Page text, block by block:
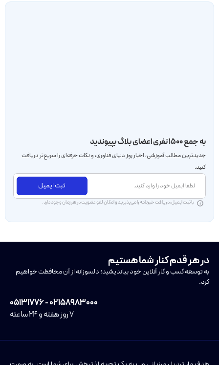
به جمع ۱۵۰۰ نفری اعضای بلاگ بپیوندید
جدید‌ترین مطالب آموزشی، اخبار روز دنیای فناوری، و نکات حرفه‌ای را سریع‌تر دریافت
کنید.
ثبت ایمیل
با ثبت ایمیل، دریافت خبرنامه را می‌پذیرید و امکان لغو عضویت در هر زمان وجود دارد.
در هر قدم کنار شما هستیم
به توسعه کسب و کار آنلاین خود بیاندیشید؛ دلسوزانه از آن محافظت خواهیم
کرد.
۰۲۱۵۸۹۸۳۰۰۰ - ۰۵۱۳۱۷۷۶
۷ روز هفته و ۲۴ ساعته